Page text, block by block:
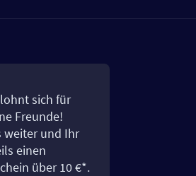
sich für
Freunde!
weiter und Ihr
einen
über 10 €*.